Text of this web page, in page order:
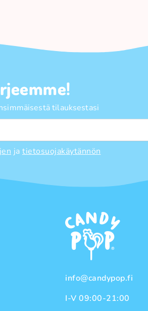
tilauksestasi
ja tietosuojakäytännön
info@candypop.fi
I-V 09:00-21:00